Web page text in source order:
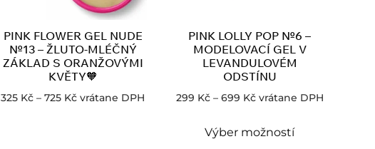
PINK FLOWER GEL NUDE
№13 – ŽLUTO-MLÉČNÝ
ZÁKLAD S ORANŽOVÝMI
KVĚTY🧡
325 Kč – 725 Kč vrátane DPH
PINK LOLLY POP №6 –
MODELOVACÍ GEL V
LEVANDULOVÉM
ODSTÍNU
299 Kč – 699 Kč vrátane DPH
Výber možností